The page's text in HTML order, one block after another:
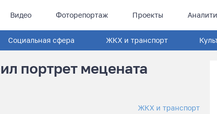
Видео Фоторепортаж Проекты
Социальная сфера ЖКХ и транспорт
портрет мецената
ЖКХ и транспорт